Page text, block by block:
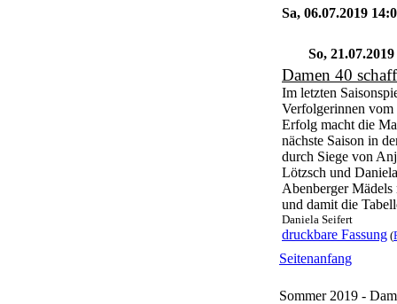
Sa, 06.07.2019
So,
Damen 40
Im letzten
Verfolgerinnen
Erfolg macht die
nächste Saison in
durch Siege von
Lötzsch und
Abenberger
und damit die
Daniela Seifert
druckbare Fassung (
Seitenanfang
Sommer 2019 -